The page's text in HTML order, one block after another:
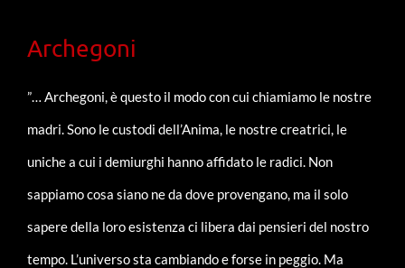
Archegoni
”… Archegoni, è questo il modo con cui chiamiamo le nostre
madri. Sono le custodi dell’Anima, le nostre creatrici, le
uniche a cui i demiurghi hanno affidato le radici. Non
sappiamo cosa siano ne da dove provengano, ma il solo
sapere della loro esistenza ci libera dai pensieri del nostro
tempo. L’universo sta cambiando e forse in peggio. Ma